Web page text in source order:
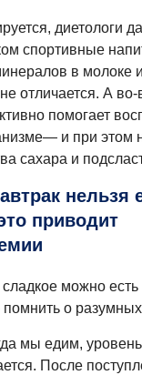
диетологи
спортивные
в молоке
отличается. А
помогает
и при этом
сахара и
нельзя
приводит
можно
о разумных
мы едим,
После